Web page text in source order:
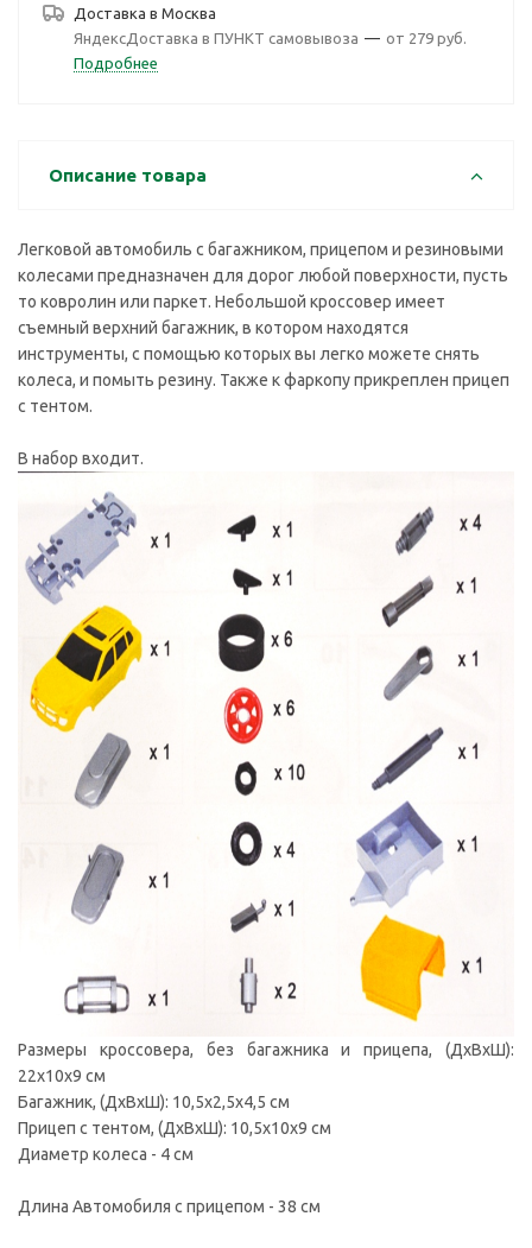
Доставка в Москва
ЯндексДоставка в ПУНКТ самовывоза — от 279 руб.
Подробнее
Описание товара
Легковой автомобиль с багажником, прицепом и резиновыми
колесами предназначен для дорог любой поверхности, пусть
то ковролин или паркет. Небольшой кроссовер имеет
съемный верхний багажник, в котором находятся
инструменты, с помощью которых вы легко можете снять
колеса, и помыть резину. Также к фаркопу прикреплен прицеп
с тентом.
В набор входит.
Размеры кроссовера, без багажника и прицепа, (ДxВxШ):
22x10x9 см
Багажник, (ДxВxШ): 10,5x2,5x4,5 см
Прицеп с тентом, (ДxВxШ): 10,5x10x9 см
Диаметр колеса - 4 см
Длина Автомобиля с прицепом - 38 см